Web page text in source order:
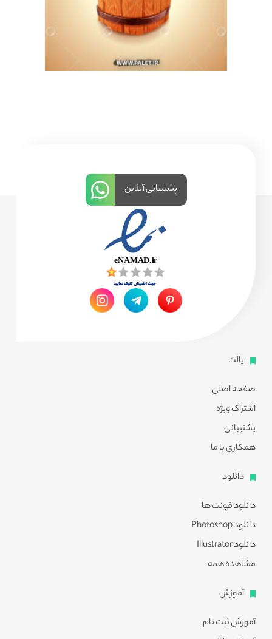
پالت
صفحه اصلی
اشتراک ویژه
پشتیبانی
همکاری با ما
دانلود
دانلود فونت ها
دانلود Photoshop
دانلود Illustrator
مشاهده همه
آموزش
آموزش ثبت نام
پشتیبانی آنلاین